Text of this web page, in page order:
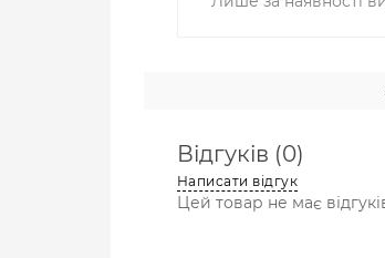
Відгуків (0)
Написати відгук
Цей товар не має